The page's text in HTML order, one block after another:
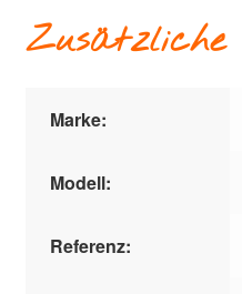
Zusätzliche
Marke:
Modell:
Referenz: